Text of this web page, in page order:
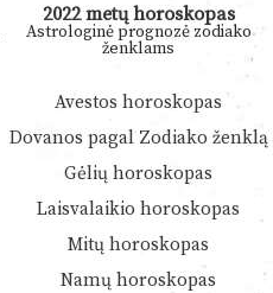
2022 metų horoskopas
Astrologinė prognozė zodiako
ženklams
Avestos horoskopas
Dovanos pagal Zodiako ženklą
Gėlių horoskopas
Laisvalaikio horoskopas
Mitų horoskopas
Namų horoskopas